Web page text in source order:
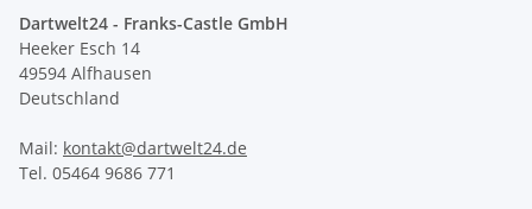
Dartwelt24 - Franks-Castle GmbH
Heeker Esch 14
49594 Alfhausen
Deutschland
Mail: kontakt@dartwelt24.de
Tel. 05464 9686 771